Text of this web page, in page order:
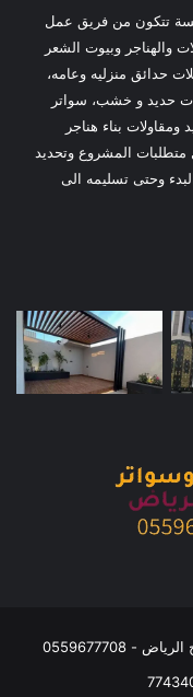
تتكون من فريق عمل
والهناجر وبيوت الشعر
حدائق منزليه وعامه،
حديد و خشب، سواتر
بناء هناجر
متطلبات المشروع وتحديد
وحتى تسليمه الى
0559677708